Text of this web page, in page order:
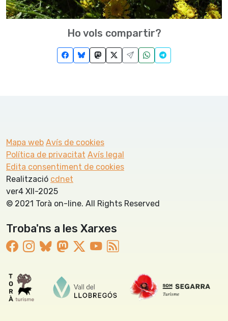
Ho vols compartir?
Mapa web Avís de cookies
Política de privacitat Avís legal
Edita consentiment de cookies
Realització cdnet
ver4 XII-2025
© 2021 Torà on-line. All Rights Reserved
Troba'ns a les Xarxes